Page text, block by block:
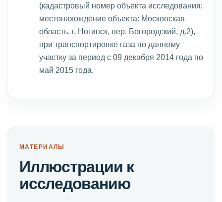
(кадастровый номер объекта исследования;
местонахождение объекта: Московская
область, г. Ногинск, пер. Богородский, д.2),
при транспортировке газа по данному
участку за период с 09 декабря 2014 года по
май 2015 года.
МАТЕРИАЛЫ
Иллюстрации к
исследованию